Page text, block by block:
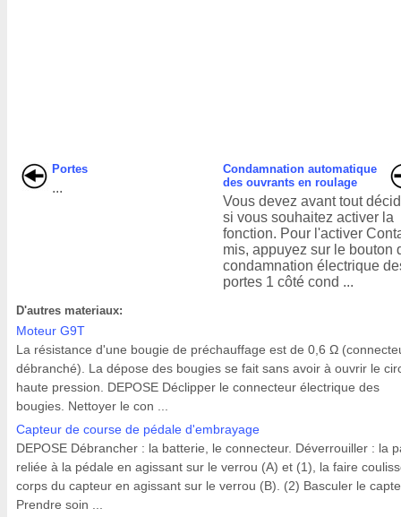
Portes
...
Condamnation automatique
des ouvrants en roulage
Vous devez avant tout
si vous souhaitez activer la
fonction. Pour l'activer
mis, appuyez sur le bouton
condamnation électrique
portes 1 côté cond ...
D'autres materiaux:
Moteur G9T
La résistance d'une bougie de préchauffage est de 0,6 Ω
débranché). La dépose des bougies se fait sans avoir à ouvrir le
haute pression. DEPOSE Déclipper le connecteur électrique des
bougies. Nettoyer le con ...
Capteur de course de pédale d'embrayage
DEPOSE Débrancher : la batterie, le connecteur. Déverrouiller : la
reliée à la pédale en agissant sur le verrou (A) et (1), la faire
corps du capteur en agissant sur le verrou (B). (2) Basculer le
Prendre soin ...